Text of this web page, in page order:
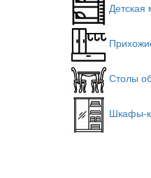
Детская
Столы
Шкафы-